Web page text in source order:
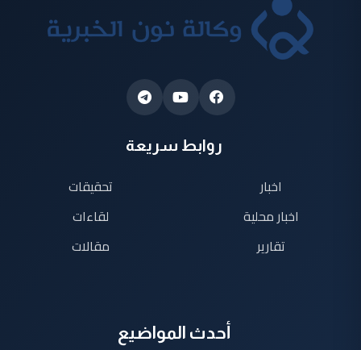
روابط سريعة
اخبار
اخبار محلية
تقارير
تحقيقات
لقاءات
مقالات
أحدث المواضيع